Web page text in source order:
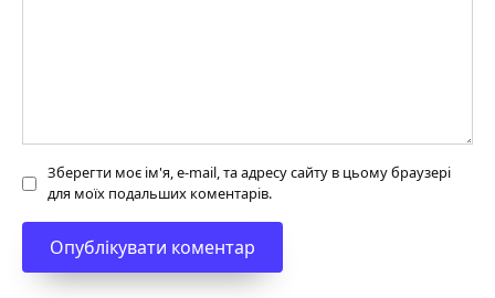
Зберегти моє ім'я, e-mail, та адресу сайту в цьому браузері
для моїх подальших коментарів.